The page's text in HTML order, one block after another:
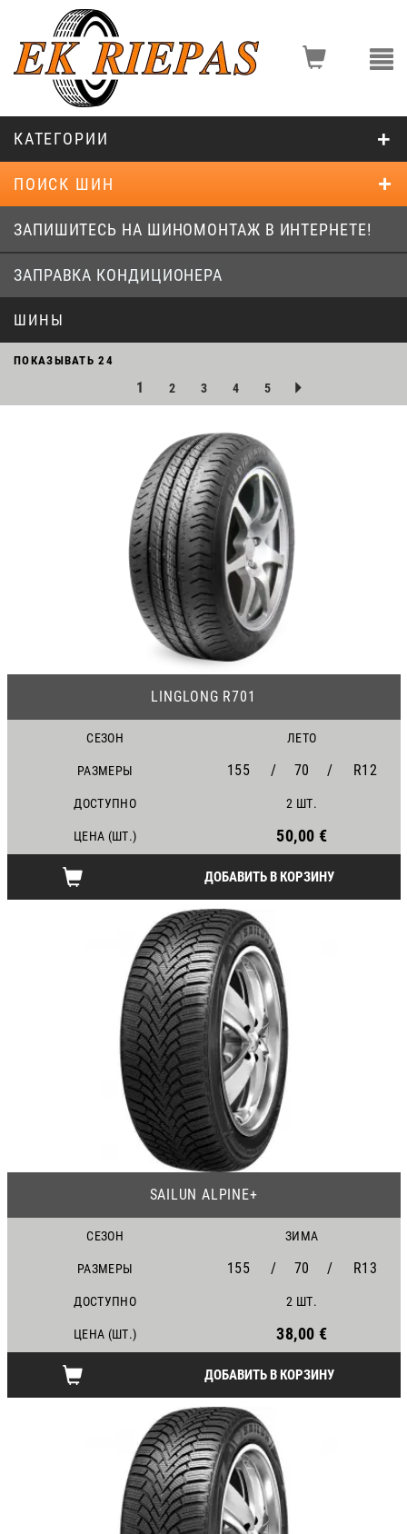
КАТЕГОРИИ
ПОИСК ШИН
ЗАПИШИТЕСЬ НА ШИНОМОНТАЖ В ИНТЕРНЕТЕ!
ЗАПРАВКА КОНДИЦИОНЕРА
ШИНЫ
ПОКАЗЫВАТЬ24
1 2 3 4 5
LINGLONG R701
СЕЗОН ЛЕТО
РАЗМЕРЫ 155 / 70 / R12
ДОСТУПНО 2 ШТ.
ЦЕНА (ШТ.) 50,00 €
ДОБАВИТЬ В КОРЗИНУ
SAILUN ALPINE+
СЕЗОН ЗИМА
РАЗМЕРЫ 155 / 70 / R13
ДОСТУПНО 2 ШТ.
ЦЕНА (ШТ.) 38,00 €
ДОБАВИТЬ В КОРЗИНУ